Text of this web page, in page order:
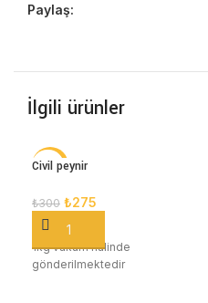
Paylaş:
İlgili ürünler
-8%
Civil peynir
₺300 ₺275
SEPETE EKLE
1kg vakum halinde
gönderilmektedir